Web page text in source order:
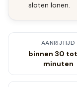
sloten lonen.
AANRIJTIJD
binnen 30
minuten